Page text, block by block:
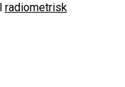
radiometrisk